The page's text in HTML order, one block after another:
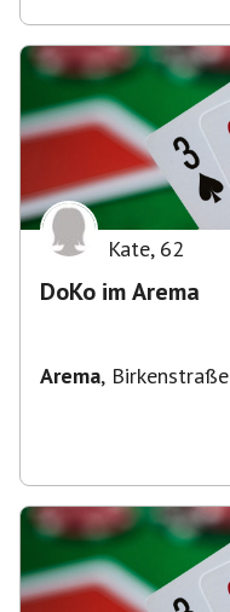
Kate, 62
DoKo im Arema
Arema,